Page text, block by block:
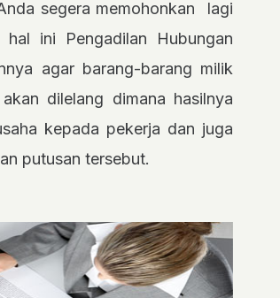
segera memohonkan lagi
ini Pengadilan Hubungan
agar barang-barang milik
dilelang dimana hasilnya
kepada pekerja dan juga
putusan tersebut.